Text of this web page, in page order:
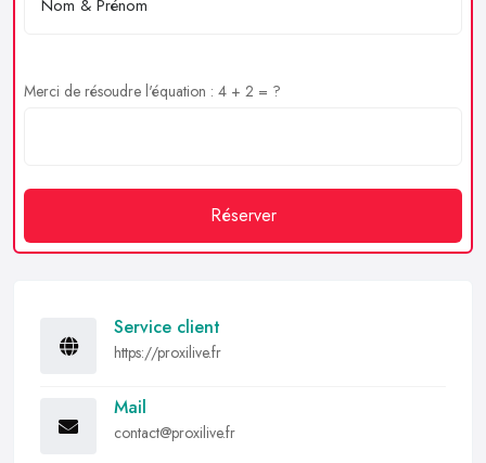
Merci de résoudre l'équation : 4 + 2 = ?
Réserver
Service client
https://proxilive.fr
Mail
contact@proxilive.fr